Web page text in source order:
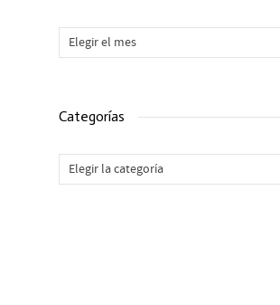
Archivos
Categorías
Categorías